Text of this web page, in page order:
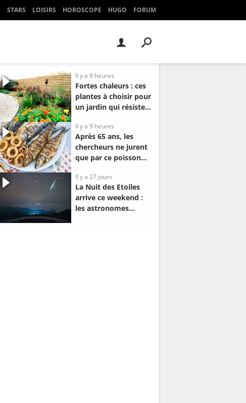
STARS LOISIRS HOROSCOPE HUGO FORUM
Il y a 8 heures
Fortes chaleurs : ces
plantes à choisir pour
un jardin qui résiste à
Il y a 9 heures
Après 65 ans, les
chercheurs ne jurent
que par ce poisson
2 ans de vie et
protéger la mémoire
Il y a 27 jours
La Nuit des Etoiles
arrive ce weekend :
les astronomes